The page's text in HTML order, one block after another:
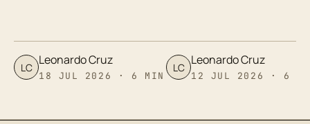
LC Leonardo Cruz
18 JUL 2026 · 6 MIN
LC Leonardo Cruz
12 JUL 2026 · 6